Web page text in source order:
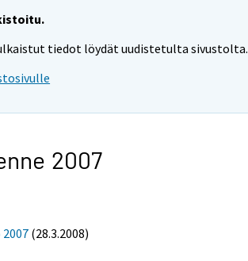
tiedot löydät uudistetulta sivustolta.
2007
(28.3.2008)